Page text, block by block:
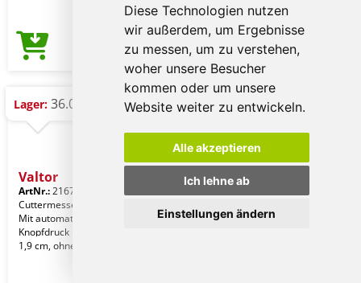
Diese Technologien nutzen
wir außerdem, um Ergebnisse
zu messen, um zu verstehen,
woher unsere Besucher
kommen oder um unsere
Website weiter zu entwickeln.
Alle akzeptieren
Ich lehne ab
Einstellungen ändern
Preis ab0,30 €
Lager: 36.000 St.
Valtor
ArtNr.:21670004000
Cuttermesser aus transluzentem PS.
Mit automatischem Einzug per
Knopfdruck und einer Klinge von 6 x
1,9 cm, ohne Festste